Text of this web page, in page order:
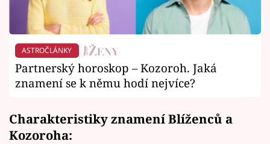
ASTROČLÁNKY
Partnerský horoskop – Kozoroh. Jaká
znamení se k němu hodí nejvíce?
Charakteristiky znamení Blíženců a
Kozoroha: